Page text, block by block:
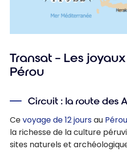
Transat – Les
Pérou
Circuit : la route des
Cevoyage de 12 joursau Pérou
la richesse de la culture
sites naturels et